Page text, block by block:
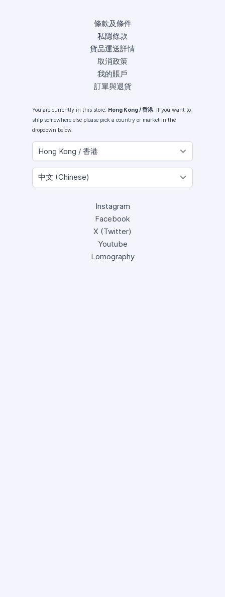
條款及條件
私隱條款
貨品運送詳情
取消政策
我的賬戶
訂單與退貨
You are currently in this store: Hong Kong / 香港. If you want to
ship somewhere else please pick a country or market in the
dropdown below.
Instagram
Facebook
X (Twitter)
Youtube
Lomography